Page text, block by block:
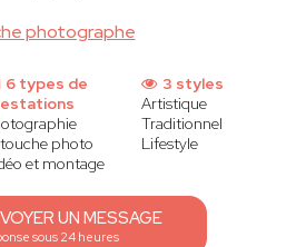
photographe
6 types de
photo
et montage
3 styles
Artistique
Traditionnel
Lifestyle
UN MESSAGE
sous 24 heures